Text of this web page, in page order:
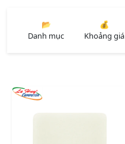
📂
Danh mục
💰
Khoảng giá